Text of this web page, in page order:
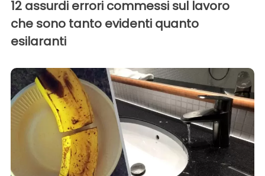
12 assurdi errori commessi sul lavoro
che sono tanto evidenti quanto
esilaranti